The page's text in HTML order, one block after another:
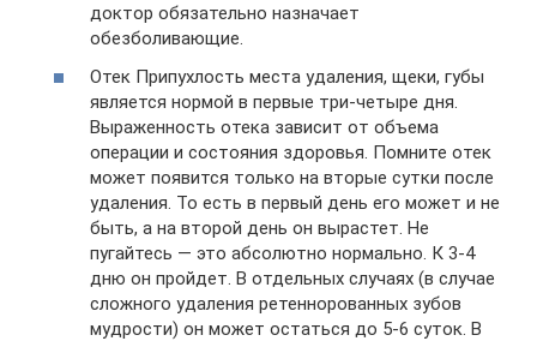
доктор обязательно назначает
обезболивающие.
Отек Припухлость места удаления, щеки, губы
является нормой в первые три-четыре дня.
Выраженность отека зависит от объема
операции и состояния здоровья. Помните отек
может появится только на вторые сутки после
удаления. То есть в первый день его может и не
быть, а на второй день он вырастет. Не
пугайтесь — это абсолютно нормально. К 3-4
дню он пройдет. В отдельных случаях (в случае
сложного удаления ретеннорованных зубов
мудрости) он может остаться до 5-6 суток. В